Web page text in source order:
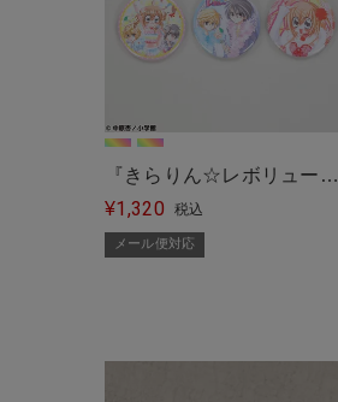
『きらりん☆レボリューシ
ョン』 缶バッジセット＜メ
ール便対応＞
¥1,320 税込
メール便対応